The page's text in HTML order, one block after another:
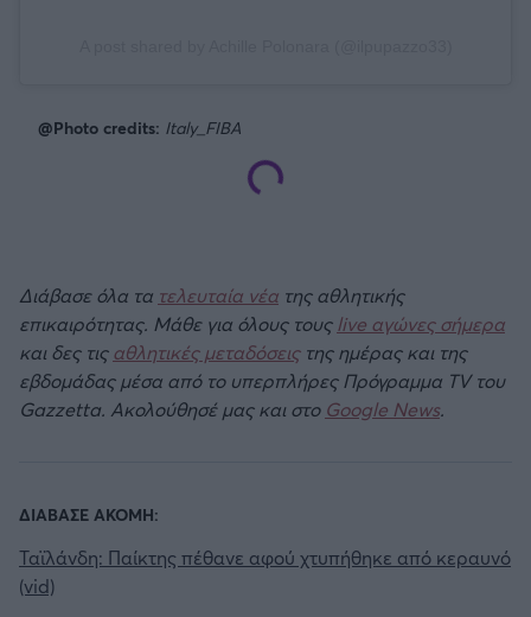
@Photo credits: Italy_FIBA
Διάβασε όλα τα τελευταία νέα της αθλητικής
επικαιρότητας. Μάθε για όλους τους live αγώνες σήμερα
και δες τιςαθλητικές μεταδόσειςτης ημέρας και της
εβδομάδας μέσα από το υπερπλήρες Πρόγραμμα TV του
Gazzetta. Ακολούθησέ μας και στο Google News.
ΔΙΑΒΑΣΕ ΑΚΟΜΗ:
Ταϊλάνδη: Παίκτης πέθανε αφού χτυπήθηκε από κεραυνό
(vid)